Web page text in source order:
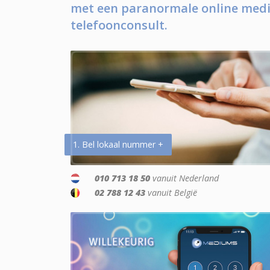
met een paranormale online
telefoonconsult.
1. Bel lokaal nummer +
010 713 18 50 vanuit Nederland
02 788 12 43 vanuit België